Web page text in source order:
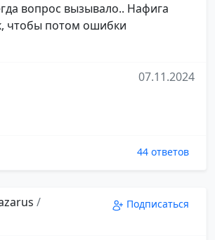
вопрос вызывало.. Нафига
чтобы потом ошибки
07.11.2024
44 ответов
/
Подписаться